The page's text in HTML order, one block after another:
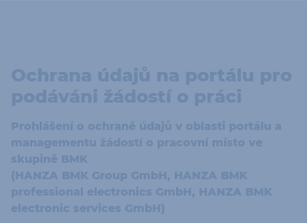
Ochrana údajů na portálu pro
podáváni žádostí o práci
Prohlášení o ochraně údajů v oblasti portálu a
managementu žádostí o pracovní místo ve
skupině BMK
(HANZA BMK Group GmbH, HANZA BMK
professional electronics GmbH, HANZA BMK
electronic services GmbH)